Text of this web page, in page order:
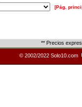
[Pág.
** Precios
© 2002/2022 Solo10.com